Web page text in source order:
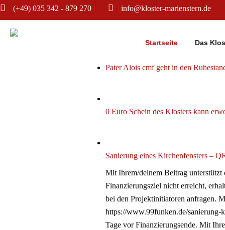
(+49) 035 342 - 879 270 info@kloster-marienstern.de
Startseite Das
AKTUELLES
Pater Alois cmf geht in den
0 Euro Schein des Klosters kann
Sanierung eines Kirchenfensters –
Mit Ihrem/deinem Beitrag unterstützt
Finanzierungsziel nicht erreicht,
bei den Projektinitiatoren anfragen.
https://www.99funken.de/sanierung-
Tage vor Finanzierungsende. Mit